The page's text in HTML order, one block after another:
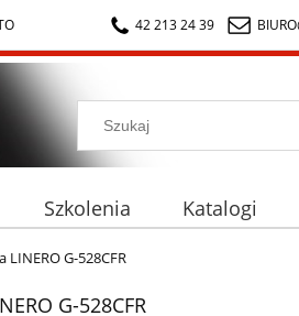
42 213 24 39
Szkolenia Katalogi
G-528CFR
G-528CFR